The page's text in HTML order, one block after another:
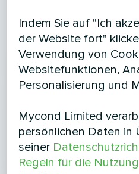
Indem Sie auf "Ich
der Website fort"
Verwendung von
Websitefunktionen,
Personalisierung und
Mycond Limited
persönlichen Daten in
seiner
Regeln für die